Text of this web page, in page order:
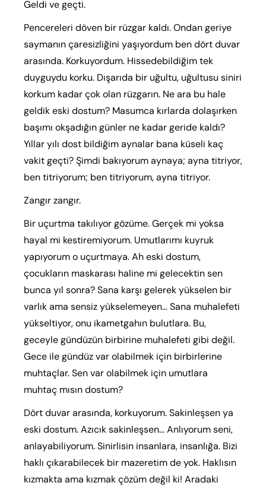
Geldi ve geçti.
Pencereleri döven bir rüzgar kaldı. Ondan geriye
saymanın çaresizliğini yaşıyordum ben dört duvar
arasında. Korkuyordum. Hissedebildiğim tek
duyguydu korku. Dışarıda bir uğultu, uğultusu siniri
korkum kadar çok olan rüzgarın. Ne ara bu hale
geldik eski dostum? Masumca kırlarda dolaşırken
başımı okşadığın günler ne kadar geride kaldı?
Yıllar yılı dost bildiğim aynalar bana küseli kaç
vakit geçti? Şimdi bakıyorum aynaya; ayna titriyor,
ben titriyorum; ben titriyorum, ayna titriyor.
Zangır zangır.
Bir uçurtma takılıyor gözüme. Gerçek mi yoksa
hayal mi kestiremiyorum. Umutlarımı kuyruk
yapıyorum o uçurtmaya. Ah eski dostum,
çocukların maskarası haline mi gelecektin sen
bunca yıl sonra? Sana karşı gelerek yükselen bir
varlık ama sensiz yükselemeyen… Sana muhalefeti
yükseltiyor, onu ikametgahın bulutlara. Bu,
geceyle gündüzün birbirine muhalefeti gibi değil.
Gece ile gündüz var olabilmek için birbirlerine
muhtaçlar. Sen var olabilmek için umutlara
muhtaç mısın dostum?
Dört duvar arasında, korkuyorum. Sakinleşsen ya
eski dostum. Azıcık sakinleşsen… Anlıyorum seni,
anlayabiliyorum. Sinirlisin insanlara, insanlığa. Bizi
haklı çıkarabilecek bir mazeretim de yok. Haklısın
kızmakta ama kızmak çözüm değil ki! Aradaki